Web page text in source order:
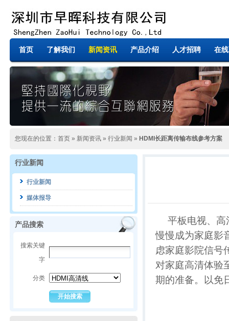
首页 了解我们 新闻资讯 产品介绍 人才招聘 在
您现在的位置： 首页 » 新闻资讯 » 行业新闻 » HDMI长距离传输布线参考方案
行业新闻
行业新闻
媒体报导
产品搜索
搜索关键
字
分类
平板电视、
慢慢成为家庭影
虑家庭影院信号
对家庭高清体验
期的准备。以免